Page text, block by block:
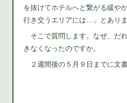
を抜けてホテルへと繋がる緩や
行き交うエリアには…」とありま
そこで質問します。なぜ、だ
きなくなったのですか。
２週間後の５月９日までに文